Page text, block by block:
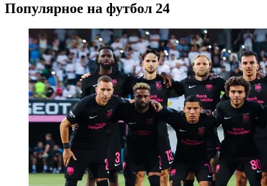
Популярное на футбол 24